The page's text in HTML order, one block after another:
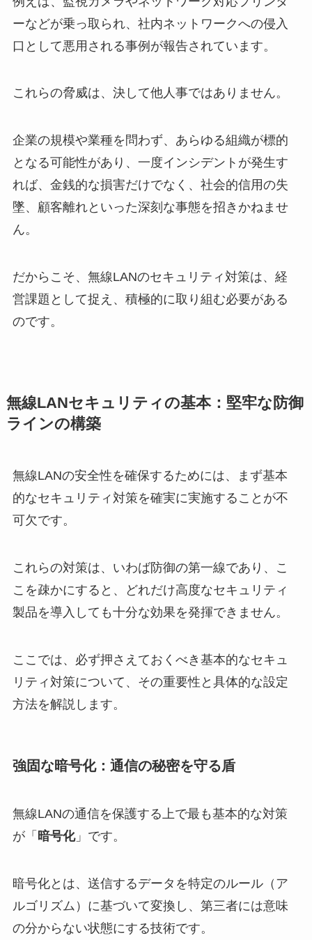
ーなどが乗っ取られ、社内ネットワークへの侵入
口として悪用される事例が報告されています。
これらの脅威は、決して他人事ではありません。
企業の規模や業種を問わず、あらゆる組織が標的
となる可能性があり、一度インシデントが発生す
れば、金銭的な損害だけでなく、社会的信用の失
墜、顧客離れといった深刻な事態を招きかねませ
ん。
だからこそ、無線LANのセキュリティ対策は、経
営課題として捉え、積極的に取り組む必要がある
のです。
無線LANセキュリティの基本：堅牢な防御
ラインの構築
無線LANの安全性を確保するためには、まず基本
的なセキュリティ対策を確実に実施することが不
可欠です。
これらの対策は、いわば防御の第一線であり、こ
こを疎かにすると、どれだけ高度なセキュリティ
製品を導入しても十分な効果を発揮できません。
ここでは、必ず押さえておくべき基本的なセキュ
リティ対策について、その重要性と具体的な設定
方法を解説します。
強固な暗号化：通信の秘密を守る盾
無線LANの通信を保護する上で最も基本的な対策
が「 暗号化」です。
暗号化とは、送信するデータを特定のルール（ア
ルゴリズム）に基づいて変換し、第三者には意味
の分からない状態にする技術です。